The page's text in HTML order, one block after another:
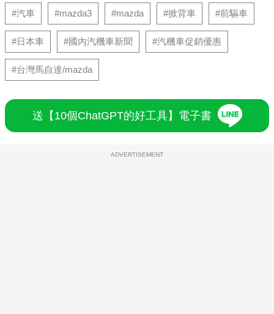
#汽車 #mazda3 #mazda #掀背車 #前驅車
#日本車 #國內汽機車新聞 #汽機車促銷優惠
#台灣馬自達/mazda
送【10個ChatGPT的好工具】電子書
ADVERTISEMENT